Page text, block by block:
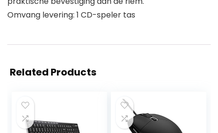
Omvang levering: 1 CD-speler tas
Related Products